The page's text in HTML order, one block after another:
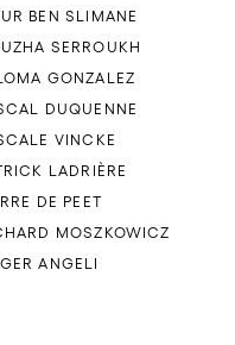
BEN SLIMANE
SERROUKH
GONZALEZ
DUQUENNE
VINCKE
LADRIÈRE
DE PEET
MOSZKOWICZ
ANGELI